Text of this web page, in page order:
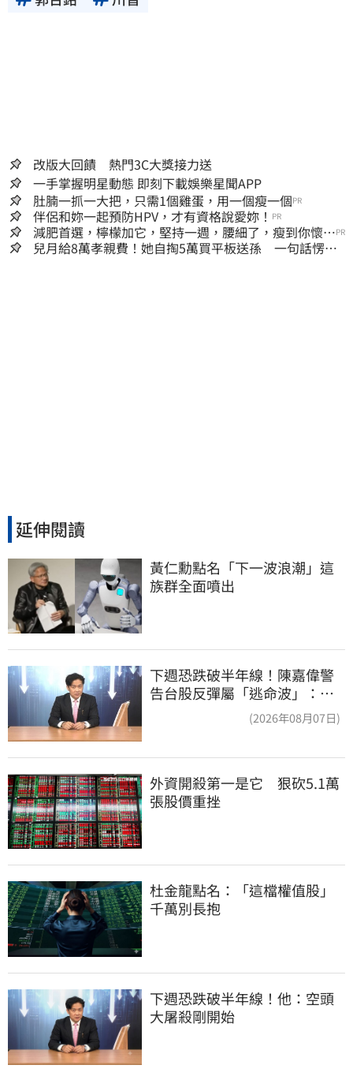
改版大回饋 熱門3C大獎接力送
一手掌握明星動態 即刻下載娛樂星聞APP
肚腩一抓一大把，只需1個雞蛋，用一個瘦一個PR
伴侶和妳一起預防HPV，才有資格說愛妳！ PR
減肥首選，檸檬加它，堅持一週，腰細了，瘦到你懷疑
人生
PR
兒月給8萬孝親費！她自掏5萬買平板送孫 一句話愣原
延伸閱讀
黃仁勳點名「下一波浪潮」這
族群全面噴出
下週恐跌破半年線！陳嘉偉警
告台股反彈屬「逃命波」：空
(2026年08月07日)
外資開殺第一是它　狠砍5.1萬
張股價重挫
杜金龍點名：「這檔權值股」
千萬別長抱
下週恐跌破半年線！他：空頭
大屠殺剛開始